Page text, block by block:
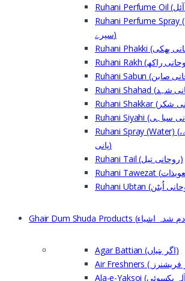
Ruhani Perfume Spray (روحانی پرفیوم
سپرے)
Ruhani Spray (Water) (روحانی سپرے،
پانی)
Ruhani Tail (روحانی تیل)
Agar Battian (اگر بتیاں)